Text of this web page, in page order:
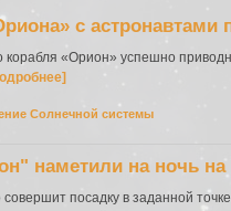
с астронавтами
корабля «Орион» успешно
Солнечной системы
наметили на ночь на
посадку в заданной